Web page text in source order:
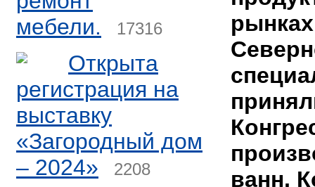
мебели.
17316
Открыта
регистрация на
выставку
«Загородный дом
– 2024»
2208
ванн,